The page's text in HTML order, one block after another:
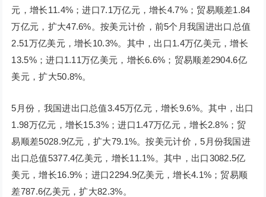
元，增长11.4%；进口7.1万亿元，增长4.7%；贸易顺差1.84
万亿元，扩大47.6%。按美元计价，前5个月我国进出口总值
2.51万亿美元，增长10.3%。其中，出口1.4万亿美元，增长
13.5%；进口1.11万亿美元，增长6.6%；贸易顺差2904.6亿
美元，扩大50.8%。
5月份，我国进出口总值3.45万亿元，增长9.6%。其中，出口
1.98万亿元，增长15.3%；进口1.47万亿元，增长2.8%；贸
易顺差5028.9亿元，扩大79.1%。按美元计价，5月份我国进
出口总值5377.4亿美元，增长11.1%。其中，出口3082.5亿
美元，增长16.9%；进口2294.9亿美元，增长4.1%；贸易顺
差787.6亿美元，扩大82.3%。